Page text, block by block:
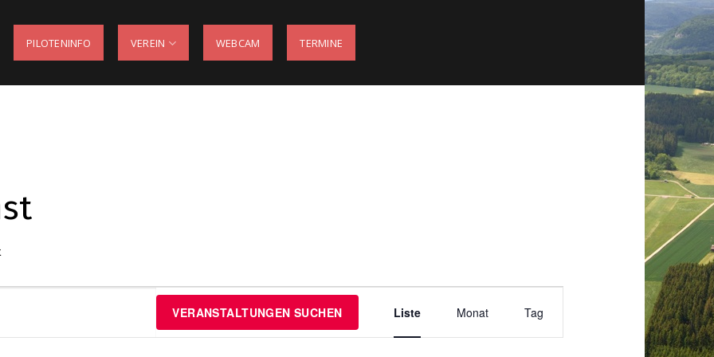
PILOTENINFO VEREIN WEBCAM TERMINE
VERANSTALTUNGEN SUCHEN
Ansichten-
Liste Monat Tag